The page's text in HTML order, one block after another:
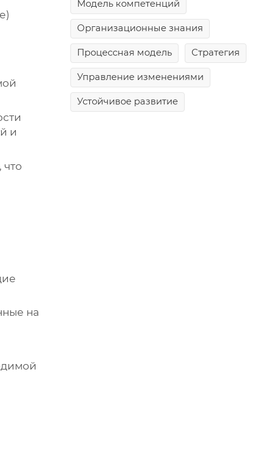
и
что
на
Модель компетенций
Организационные знания
Процессная модель Стратегия
Управление изменениями
Устойчивое развитие